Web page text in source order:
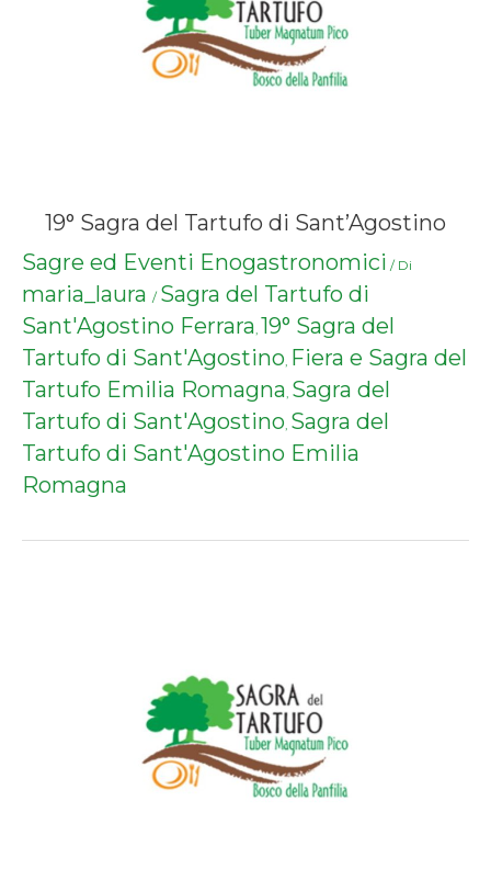
19° Sagra del Tartufo di Sant’Agostino
Sagre ed Eventi Enogastronomici / Di
maria_laura / Sagra del Tartufo di
Sant'Agostino Ferrara, 19° Sagra del
Tartufo di Sant'Agostino, Fiera e Sagra del
Tartufo Emilia Romagna, Sagra del
Tartufo di Sant'Agostino, Sagra del
Tartufo di Sant'Agostino Emilia
Romagna